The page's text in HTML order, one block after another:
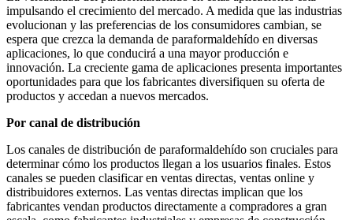
impulsando el crecimiento del mercado. A medida que las industrias
evolucionan y las preferencias de los consumidores cambian, se
espera que crezca la demanda de paraformaldehído en diversas
aplicaciones, lo que conducirá a una mayor producción e
innovación. La creciente gama de aplicaciones presenta importantes
oportunidades para que los fabricantes diversifiquen su oferta de
productos y accedan a nuevos mercados.
Por canal de distribución
Los canales de distribución de paraformaldehído son cruciales para
determinar cómo los productos llegan a los usuarios finales. Estos
canales se pueden clasificar en ventas directas, ventas online y
distribuidores externos. Las ventas directas implican que los
fabricantes vendan productos directamente a compradores a gran